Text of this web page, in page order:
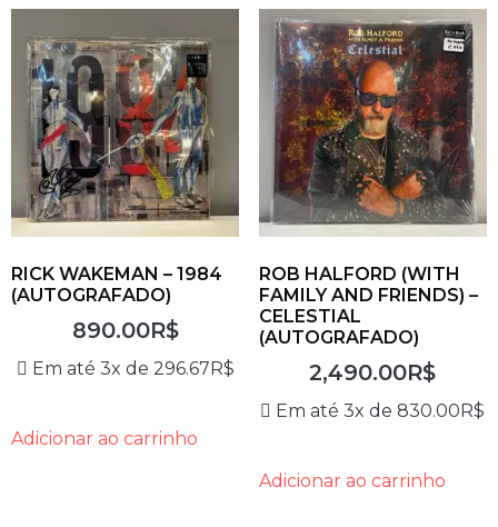
RICK WAKEMAN – 1984
(AUTOGRAFADO)
890.00R$
Em até 3x de 296.67 R$
Adicionar ao carrinho
ROB HALFORD (WITH
FAMILY AND FRIENDS) –
CELESTIAL
(AUTOGRAFADO)
2,490.00R$
Em até 3x de830.00 R$
Adicionar ao carrinho